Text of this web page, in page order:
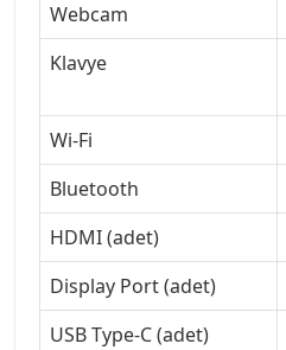
Webcam
Klavye
Wi-Fi
Bluetooth
HDMI (adet)
Display Port (adet)
USB Type-C (adet)